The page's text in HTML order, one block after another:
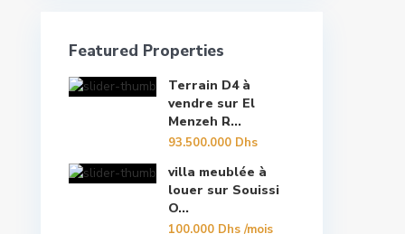
Featured Properties
Terrain D4 à
vendre sur El
Menzeh R...
93.500.000 Dhs
villa meublée à
louer sur Souissi
O...
100.000 Dhs/mois